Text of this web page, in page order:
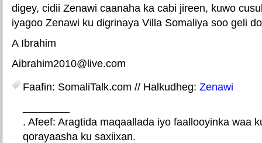
digey, cidii Zenawi caanaha ka cabi jireen, kuwo
iyagoo Zenawi ku digrinaya Villa Somaliya soo geli
A Ibrahim
Aibrahim2010@live.com
Faafin: SomaliTalk.com // Halkudheg: Zenawi
. Afeef: Aragtida maqaallada iyo faallooyinka waa
qorayaasha ku saxiixan.